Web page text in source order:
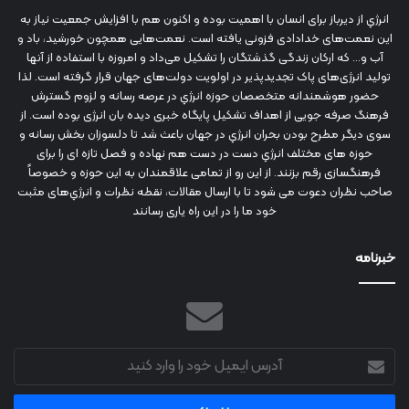
انرژي‌ از دیرباز برای انسان با اهمیت بوده و اکنون هم با افزایش جمعیت نیاز به
این نعمت‌های خدادادی فزونی یافته است. نعمت‌هایی همچون خورشید، باد و
آب و... که ارکان زندگی گذشتگان را تشکیل می‌داد و امروزه با استفاده از آنها
تولید انرژی‌های پاک تجدیدپذیر در اولویت دولت‌های جهان قرار گرفته است. لذا
حضور هوشمندانه متخصصان حوزه انرژي در عرصه رسانه و لزوم گسترش
فرهنگ صرفه جویی از اهداف تشکیل پایگاه خبری دیده بان انرژی بوده است. از
سوی دیگر مطرح بودن بحران انرژي در جهان باعث شد تا دلسوزان بخش رسانه و
حوزه های مختلف انرژي دست در دست هم نهاده و فصل تازه ای را برای
فرهنگسازی رقم بزنند. از این رو از تمامی علاقمندان به این حوزه و خصوصاً
صاحب نظران دعوت می شود تا با ارسال مقالات، نقطه نظرات و انرژي‌های مثبت
خود ما را در این راه یاری رسانند
خبرنامه
آدرس
ایمیل
خود